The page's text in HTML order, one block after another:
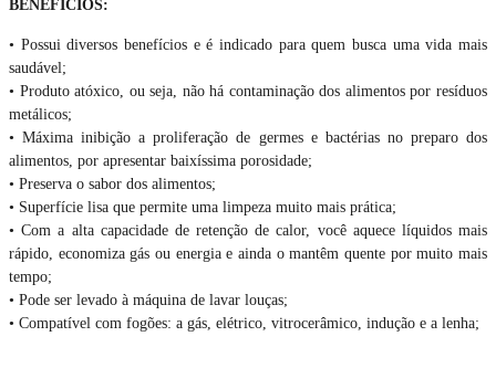
BENEFÍCIOS:
• Possui diversos benefícios e é indicado para quem busca uma vida mais
saudável;
• Produto atóxico, ou seja, não há contaminação dos alimentos por resíduos
metálicos;
• Máxima inibição a proliferação de germes e bactérias no preparo dos
alimentos, por apresentar baixíssima porosidade;
• Preserva o sabor dos alimentos;
• Superfície lisa que permite uma limpeza muito mais prática;
• Com a alta capacidade de retenção de calor, você aquece líquidos mais
rápido, economiza gás ou energia e ainda o mantêm quente por muito mais
tempo;
• Pode ser levado à máquina de lavar louças;
• Compatível com fogões: a gás, elétrico, vitrocerâmico, indução e a lenha;